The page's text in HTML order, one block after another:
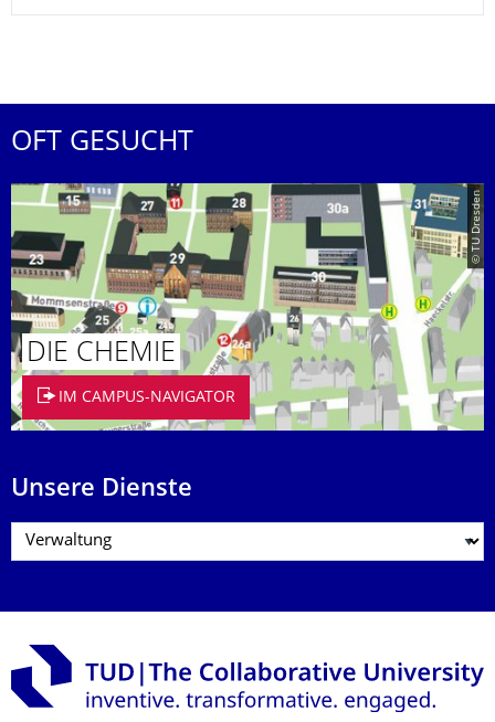
OFT GESUCHT
© TU Dresden
DIE CHEMIE
IM CAMPUS-NAVIGATOR
Unsere Dienste